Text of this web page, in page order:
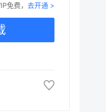
免费，去开通 >